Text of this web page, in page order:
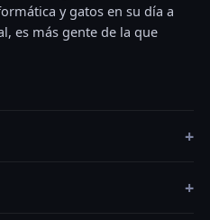
y gatos en su día a
es más gente de la que
+
+